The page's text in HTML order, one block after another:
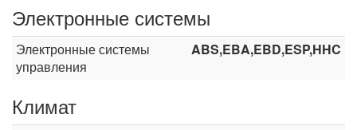
Электронные системы
Электронные системы
управления
ABS,EBA,EBD,ESP,HHC
Климат